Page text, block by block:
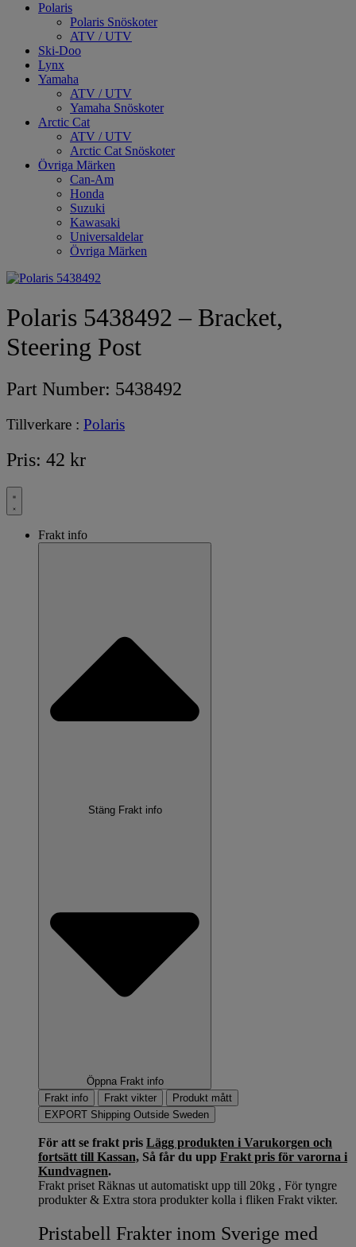
Polaris
Polaris Snöskoter
ATV / UTV
Ski-Doo
Lynx
Yamaha
ATV / UTV
Yamaha Snöskoter
Arctic Cat
ATV / UTV
Arctic Cat Snöskoter
Övriga Märken
Can-Am
Honda
Suzuki
Kawasaki
Universaldelar
Övriga Märken
Polaris 5438492 – Bracket,
Steering Post
Part Number: 5438492
Tillverkare : Polaris
Pris: 42 kr
Frakt info
Stäng Frakt info
Öppna Frakt info
Frakt info
Frakt vikter
Produkt mått
EXPORT Shipping Outside Sweden
För att se frakt pris Lägg produkten i Varukorgen och
fortsätt till Kassan, Så får du upp Frakt pris för varorna i
Kundvagnen.
Frakt priset Räknas ut automatiskt upp till 20kg , För tyngre
produkter & Extra stora produkter kolla i fliken Frakt vikter.
Pristabell Frakter inom Sverige med